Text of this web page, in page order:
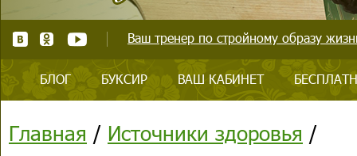
Ваш тренер по стройному образу
БЛОГ БУКСИР ВАШ КАБИНЕТ
Главная / Источники здоровья /